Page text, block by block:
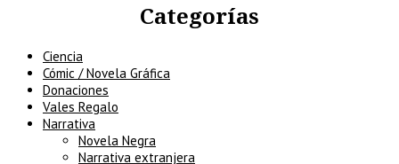
Categorías
Ciencia
Cómic / Novela Gráfica
Donaciones
Vales Regalo
Narrativa
Novela Negra
Narrativa extranjera